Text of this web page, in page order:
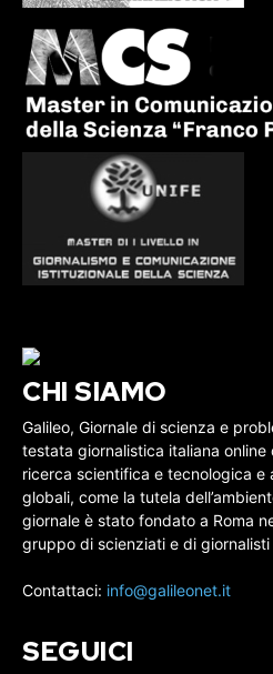
CHI SIAMO
Galileo, Giornale di scienza e
testata giornalistica italiana
ricerca scientifica e tecnologica e
globali, come la tutela
giornale è stato fondato a Roma
gruppo di scienziati e di
Contattaci: info@galileonet.it
SEGUICI